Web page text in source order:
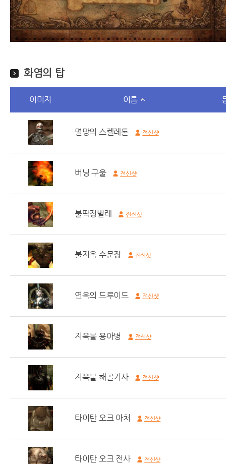
화염의 탑
이미지 이름
멸망의 스켈레톤 전신샷
버닝 구울 전신샷
불딱정벌레 전신샷
불지옥 수문장 전신샷
연옥의 드루이드 전신샷
지옥불 용아병 전신샷
지옥불 해골기사 전신샷
타이탄 오크 아처 전신샷
타이탄 오크 전사 전신샷